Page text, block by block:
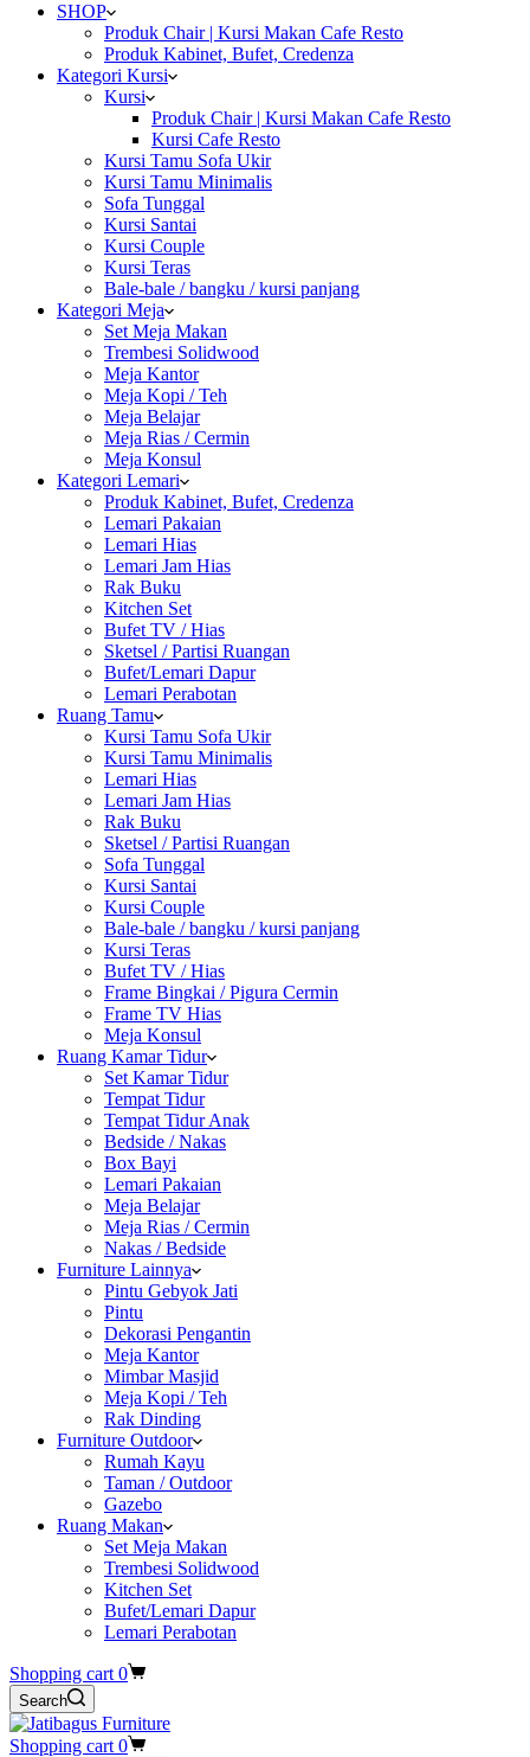
SHOP
Produk Chair | Kursi Makan Cafe Resto
Produk Kabinet, Bufet, Credenza
Kategori Kursi
Kursi
Produk Chair | Kursi Makan Cafe Resto
Kursi Cafe Resto
Kursi Tamu Sofa Ukir
Kursi Tamu Minimalis
Sofa Tunggal
Kursi Santai
Kursi Couple
Kursi Teras
Bale-bale / bangku / kursi panjang
Kategori Meja
Set Meja Makan
Trembesi Solidwood
Meja Kantor
Meja Kopi / Teh
Meja Belajar
Meja Rias / Cermin
Meja Konsul
Kategori Lemari
Produk Kabinet, Bufet, Credenza
Lemari Pakaian
Lemari Hias
Lemari Jam Hias
Rak Buku
Kitchen Set
Bufet TV / Hias
Sketsel / Partisi Ruangan
Bufet/Lemari Dapur
Lemari Perabotan
Ruang Tamu
Kursi Tamu Sofa Ukir
Kursi Tamu Minimalis
Lemari Hias
Lemari Jam Hias
Rak Buku
Sketsel / Partisi Ruangan
Sofa Tunggal
Kursi Santai
Kursi Couple
Bale-bale / bangku / kursi panjang
Kursi Teras
Bufet TV / Hias
Frame Bingkai / Pigura Cermin
Frame TV Hias
Meja Konsul
Ruang Kamar Tidur
Set Kamar Tidur
Tempat Tidur
Tempat Tidur Anak
Bedside / Nakas
Box Bayi
Lemari Pakaian
Meja Belajar
Meja Rias / Cermin
Nakas / Bedside
Furniture Lainnya
Pintu Gebyok Jati
Pintu
Dekorasi Pengantin
Meja Kantor
Mimbar Masjid
Meja Kopi / Teh
Rak Dinding
Furniture Outdoor
Rumah Kayu
Taman / Outdoor
Gazebo
Ruang Makan
Set Meja Makan
Trembesi Solidwood
Kitchen Set
Bufet/Lemari Dapur
Lemari Perabotan
Shopping cart 0
Search
Shopping cart 0